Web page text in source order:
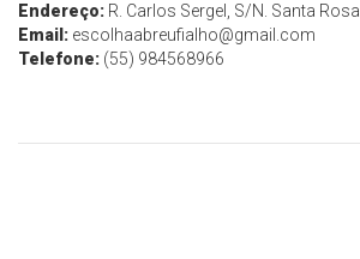
Endereço: R. Carlos Sergel, S/N. Santa Rosa
Email: escolhaabreufialho@gmail.com
Telefone: (55) 984568966